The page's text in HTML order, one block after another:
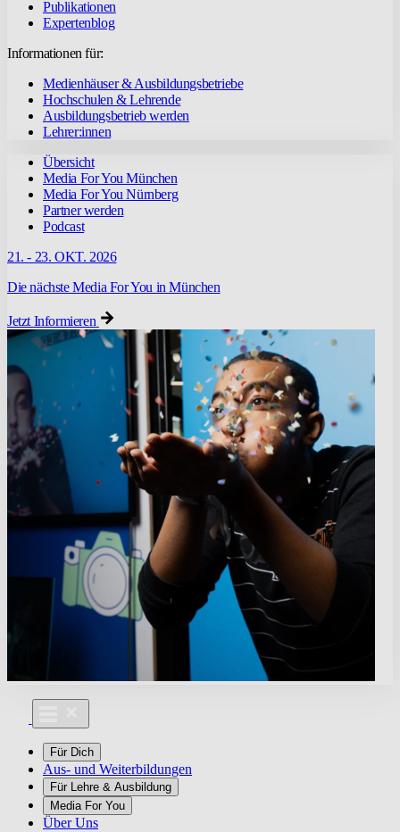
Publikationen
Expertenblog
Informationen für:
Medienhäuser & Ausbildungsbetriebe
Hochschulen & Lehrende
Ausbildungsbetrieb werden
Lehrer:innen
Übersicht
Media For You München
Media For You Nürnberg
Partner werden
Podcast
21. - 23. OKT. 2026
Die nächste Media For You in München
Jetzt Informieren
Für Dich
Aus- und Weiterbildungen
Für Lehre & Ausbildung
Media For You
Über Uns